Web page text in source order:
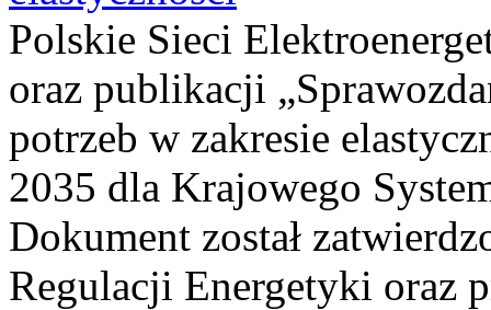
Polskie Sieci
oraz publikacji
potrzeb w zakresie
2035 dla Krajowego
Dokument został
Regulacji Energetyki oraz